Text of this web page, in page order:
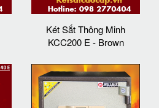
Két Sắt Thông Minh
KCC200 E - Brown